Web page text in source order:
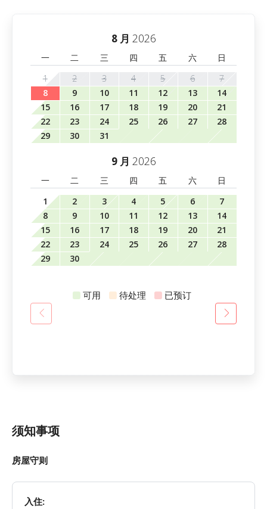
8 月 2026
一 二 三 四 五 六
日
1
2 3 4 5 6
7
8
9 10 11 12 13
14
15
16 17 18 19 20
21
22
23 24 25 26 27
28
29
30 31
9 月 2026
一 二 三 四 五 六
日
1
2 3 4 5 6
7
8
9 10 11 12 13
14
15
16 17 18 19 20
21
22
23 24 25 26 27
28
29
30
可用 待处理 已预订
须知事项
房屋守则
入住: